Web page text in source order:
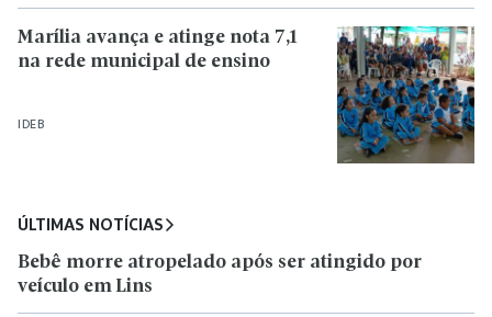
IDEB
Marília avança e atinge nota 7,1
na rede municipal de ensino
ÚLTIMAS NOTÍCIAS
Bebê morre atropelado após ser atingido por
veículo em Lins